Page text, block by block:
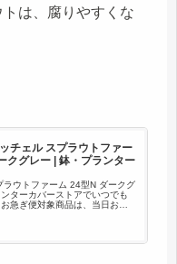
は、腐りやすくな
チェル スプラウトファー
クグレー | 鉢・プランター
ラウトファーム 24型N ダークグ
ターカバーストアでいつでも
急ぎ便対象商品は、当日お届